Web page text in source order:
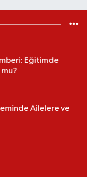
Eğitimde
mu?
Ailelere ve